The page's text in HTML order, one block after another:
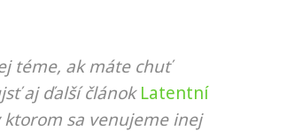
téme, ak máte chuť
aj ďalší článok Latentní
ktorom sa venujeme inej